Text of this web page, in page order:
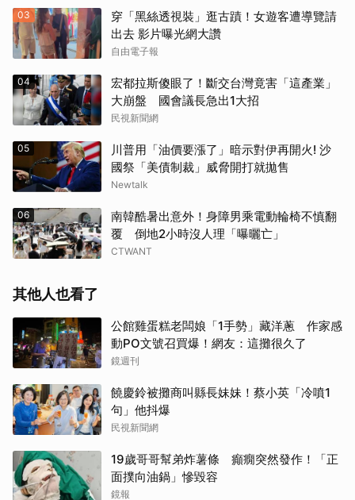
03
穿「黑絲透視裝」逛古蹟！女遊客遭導覽請
出去 影片曝光網大讚
自由電子報
04
宏都拉斯傻眼了！斷交台灣竟害「這產業」
大崩盤 國會議長急出1大招
民視新聞網
05
川普用「油價要漲了」暗示對伊再開火! 沙
國祭「美債制裁」威脅開打就拋售
Newtalk
06
南韓酷暑出意外！身障男乘電動輪椅不慎翻
覆 倒地2小時沒人理「曝曬亡」
CTWANT
其他人也看了
公館雞蛋糕老闆娘「1手勢」藏洋蔥 作家感
動PO文號召買爆！網友：這攤很久了
鏡週刊
饒慶鈴被攤商叫縣長妹妹！蔡小英「冷噴1
句」他抖爆
民視新聞網
19歲哥哥幫弟炸薯條 癲癇突然發作！「正
面撲向油鍋」慘毀容
鏡報